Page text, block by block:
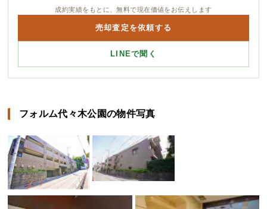
成約実績をもとに、無料で現在価値をお伝えします
売却査定を依頼する
LINEで聞く
フォルム代々木公園の物件写真